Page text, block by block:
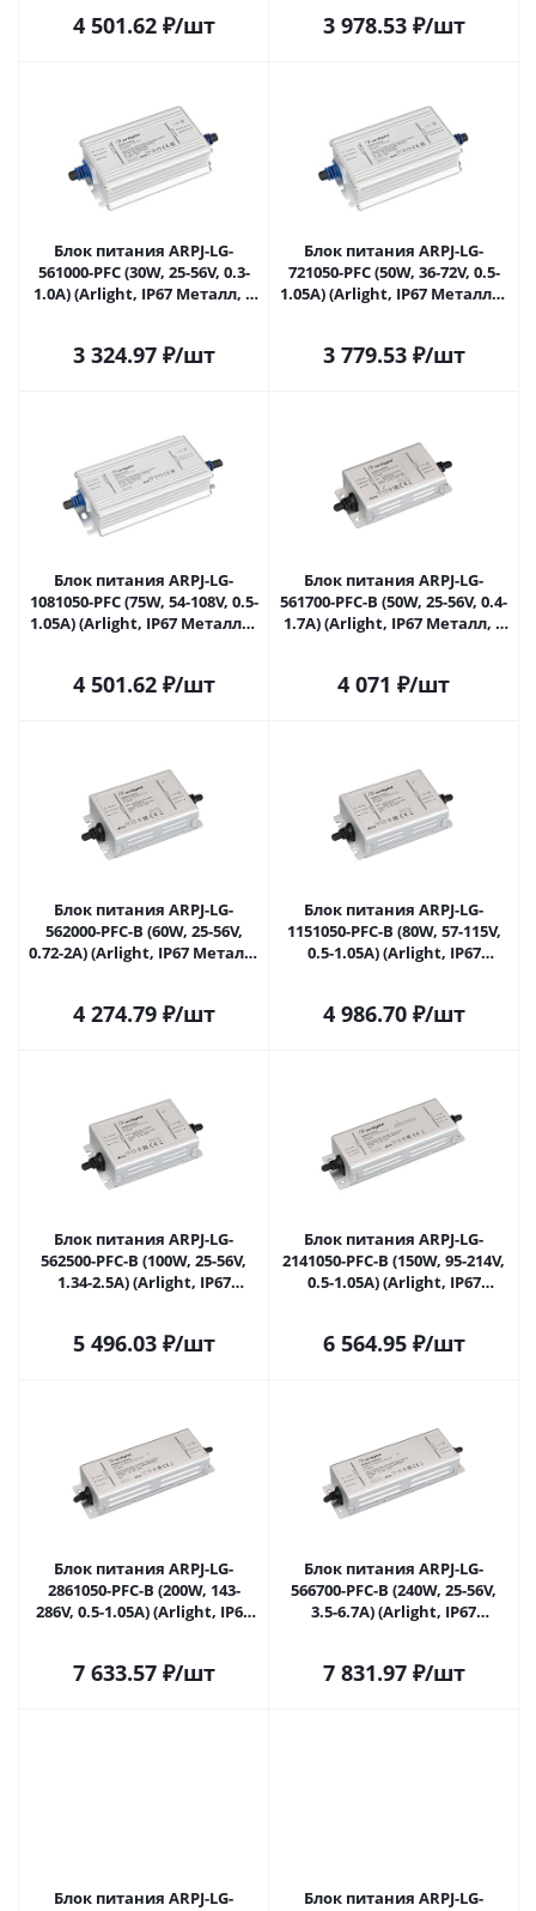
4 501.62₽/шт 3 978.53₽/шт
Блок питания ARPJ-LG-
561000-PFC (30W, 25-56V, 0.3-
1.0A) (Arlight, IP67 Металл, 5
3 324.97₽/шт
Блок питания ARPJ-LG-
721050-PFC (50W, 36-72V, 0.5-
1.05A) (Arlight, IP67 Металл, 5
3 779.53₽/шт
Блок питания ARPJ-LG-
1081050-PFC (75W, 54-108V, 0.5-
1.05A) (Arlight, IP67 Металл, 5
4 501.62₽/шт
Блок питания ARPJ-LG-
561700-PFC-B (50W, 25-56V, 0.4-
1.7A) (Arlight, IP67 Металл, 5
4 071 ₽/шт
Блок питания ARPJ-LG-
562000-PFC-B (60W, 25-56V,
0.72-2A) (Arlight, IP67 Металл,
4 274.79₽/шт
Блок питания ARPJ-LG-
1151050-PFC-B (80W, 57-115V,
0.5-1.05A) (Arlight, IP67
4 986.70₽/шт
Блок питания ARPJ-LG-
562500-PFC-B (100W, 25-56V,
1.34-2.5A) (Arlight, IP67
5 496.03₽/шт
Блок питания ARPJ-LG-
2141050-PFC-B (150W, 95-214V,
0.5-1.05A) (Arlight, IP67
6 564.95₽/шт
Блок питания ARPJ-LG-
2861050-PFC-B (200W, 143-
286V, 0.5-1.05A) (Arlight, IP67
7 633.57₽/шт
Блок питания ARPJ-LG-
566700-PFC-B (240W, 25-56V,
3.5-6.7A) (Arlight, IP67
7 831.97₽/шт
Блок питания ARPJ-LG-
Блок питания ARPJ-LG-